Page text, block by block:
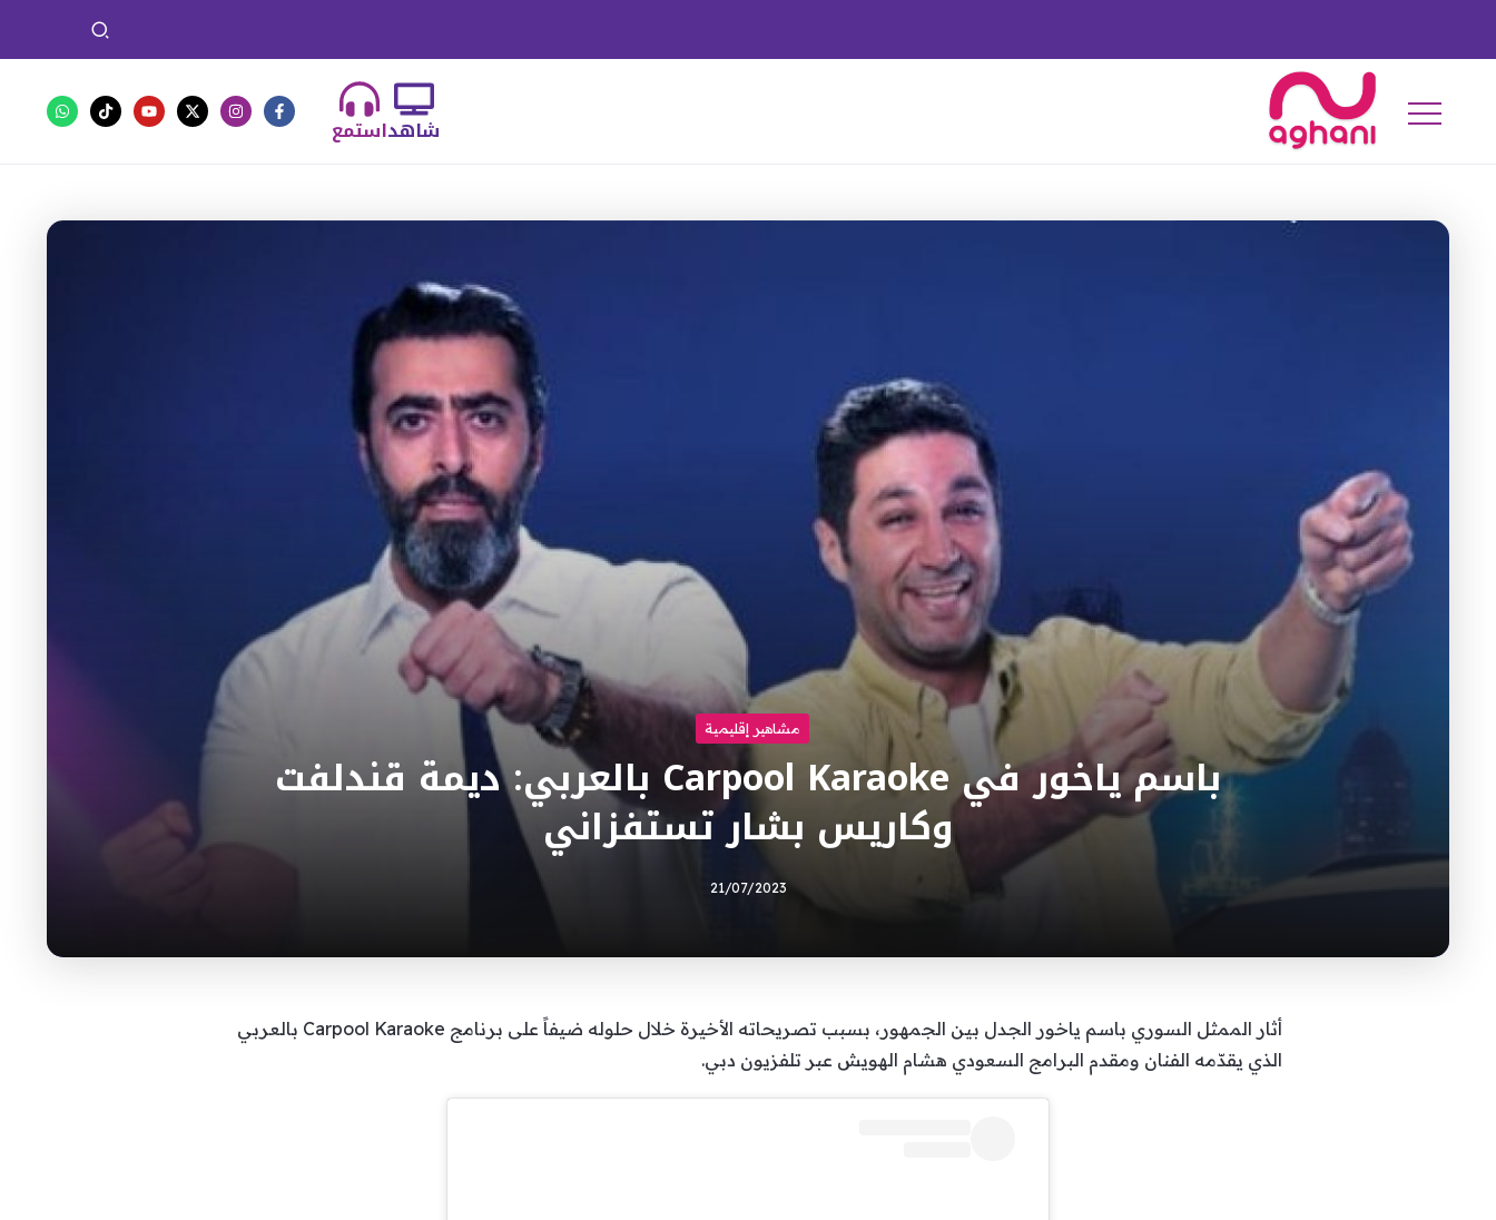
استمعشاهد
مشاهير إقليمية
باسم ياخور في Carpool Karaoke بالعربي: ديمة قندلفت
وكاريس بشار تستفزاني
21/07/2023
أثار الممثل السوري باسم ياخور الجدل بين الجمهور، بسبب تصريحاته الأخيرة خلال حلوله ضيفاً على برنامج Carpool Karaoke بالعربي
الذي يقدّمه الفنان ومقدم البرامج السعودي هشام الهويش عبر تلفزيون دبي.